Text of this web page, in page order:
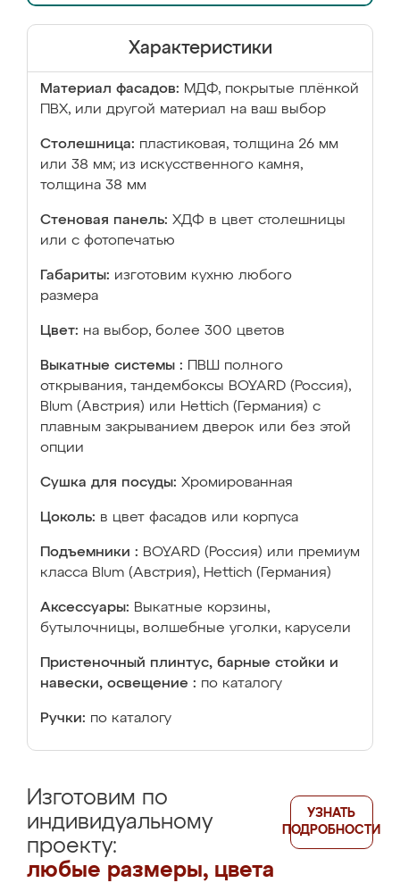
Характеристики
Материал фасадов: МДФ, покрытые плёнкой
ПВХ, или другой материал на ваш выбор
Столешница: пластиковая, толщина 26 мм
или 38 мм; из искусственного камня,
толщина 38 мм
Стеновая панель: ХДФ в цвет столешницы
или с фотопечатью
Габариты: изготовим кухню любого
размера
Цвет: на выбор, более 300 цветов
Выкатные системы :
ПВШ полного
открывания, тандембоксы BOYARD (Россия),
Blum (Австрия) или Hettich (Германия) с
плавным закрыванием дверок или без этой
опции
Сушка для посуды: Хромированная
Цоколь: в цвет фасадов или корпуса
Подъемники : BOYARD (Россия) или премиум
класса Blum (Австрия), Hettich (Германия)
Аксессуары: Выкатные корзины,
бутылочницы, волшебные уголки, карусели
Пристеночный плинтус, барные стойки и
навески, освещение : по каталогу
Ручки: по каталогу
Изготовим по
индивидуальному
проекту:
любые размеры, цвета
УЗНАТЬ
ПОДРОБНОСТИ